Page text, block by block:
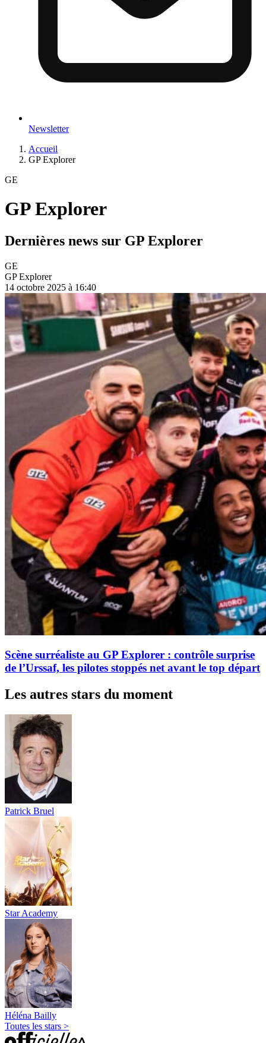
Newsletter
Accueil
GP Explorer
GE
GP Explorer
Dernières news sur GP Explorer
GE
GP Explorer
14 octobre 2025 à 16:40
Scène surréaliste au GP Explorer : contrôle surprise
de l’Urssaf, les pilotes stoppés net avant le top départ
Les autres stars du moment
Patrick Bruel
Star Academy
Héléna Bailly
Toutes les stars >